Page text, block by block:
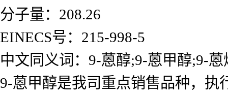
分子量：208.26
EINECS号：215-998-5
中文同义词：9-蒽醇;9-蒽甲醇;9-
9-蒽甲醇是我司重点销售品种，